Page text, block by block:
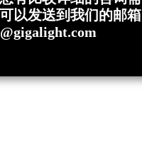
以发送到我们的邮箱